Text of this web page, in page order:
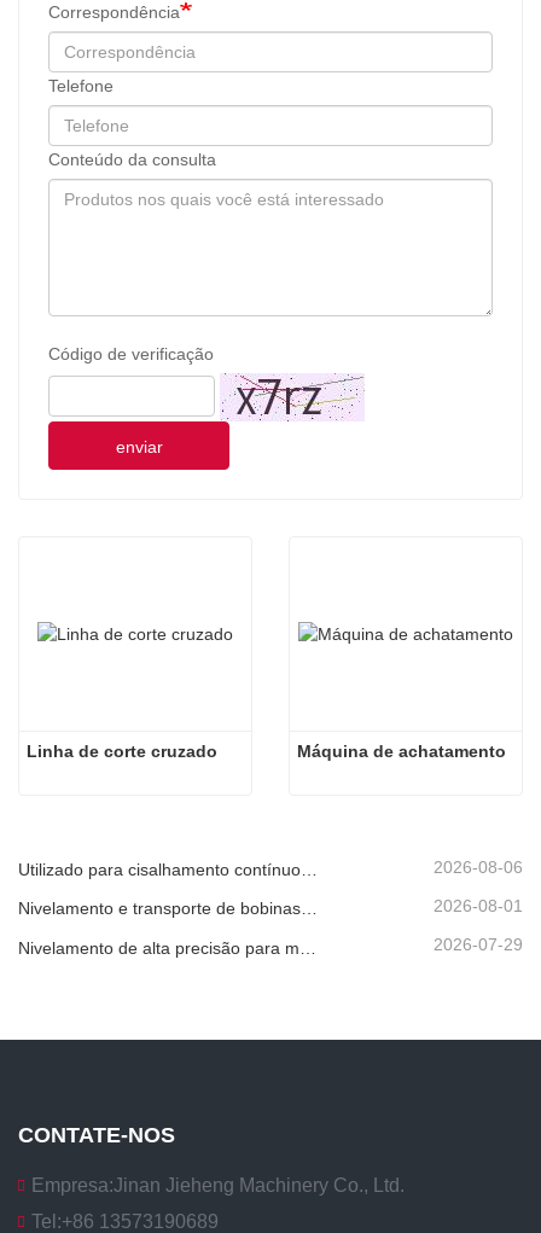
Correspondência
Telefone
Conteúdo da consulta
Código de verificação
enviar
Linha de corte cruzado Máquina de achatamento
2026-08-06
Nivelamento e transporte de bobinas metálicas 2026-08-01
2026-07-29
CONTATE-NOS
Empresa:Jinan Jieheng Machinery Co., Ltd.
Tel:+86 13573190689